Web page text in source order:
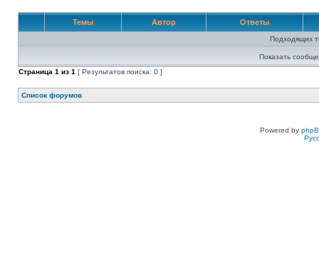
Темы Автор Ответы
Подходящих
Показать
Страница 1 из 1 [ Результатов поиска: 0 ]
Список форумов
Powered by